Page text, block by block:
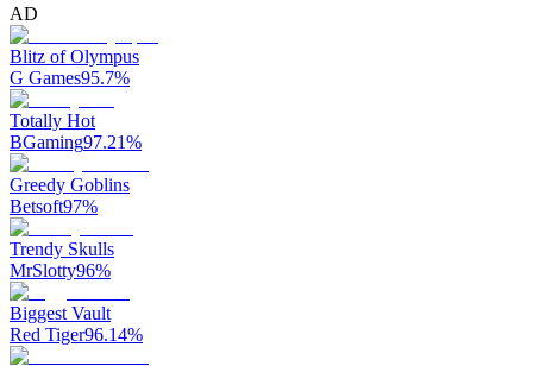
AD
Blitz of Olympus
G Games95.7%
Totally Hot
BGaming97.21%
Greedy Goblins
Betsoft97%
Trendy Skulls
MrSlotty96%
Biggest Vault
Red Tiger96.14%